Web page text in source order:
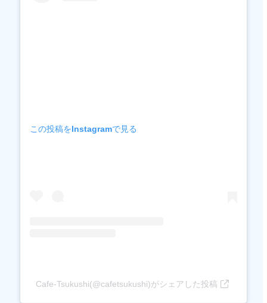
この投稿をInstagramで見る
Cafe-Tsukushi(@cafetsukushi)がシェアした投稿